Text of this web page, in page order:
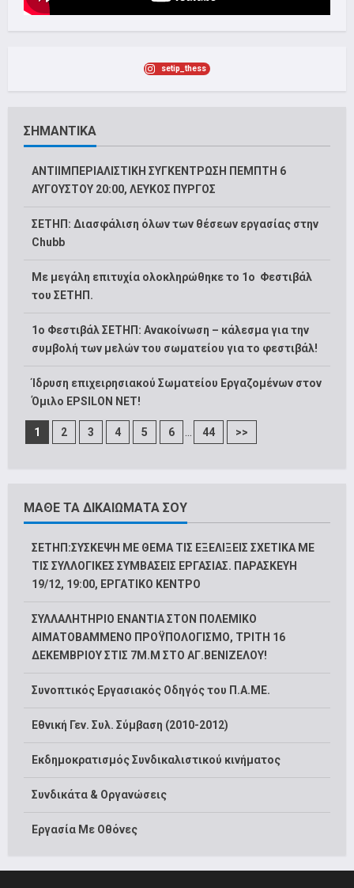
setip_thess
ΣΗΜΑΝΤΙΚΑ
ΑΝΤΙΙΜΠΕΡΙΑΛΙΣΤΙΚΗ ΣΥΓΚΕΝΤΡΩΣΗ ΠΕΜΠΤΗ 6
ΑΥΓΟΥΣΤΟΥ 20:00, ΛΕΥΚΟΣ ΠΥΡΓΟΣ
ΣΕΤΗΠ: Διασφάλιση όλων των θέσεων εργασίας στην
Chubb
Με μεγάλη επιτυχία ολοκληρώθηκε το 1ο Φεστιβάλ
του ΣΕΤΗΠ.
1o Φεστιβάλ ΣΕΤΗΠ: Ανακοίνωση – κάλεσμα για την
συμβολή των μελών του σωματείου για το φεστιβάλ!
Ίδρυση επιχειρησιακού Σωματείου Εργαζομένων στον
Όμιλο EPSILON NET!
1 2 3 4 5 6 ... 44 >>
ΜΑΘΕ ΤΑ ΔΙΚΑΙΩΜΑΤΑ ΣΟΥ
ΣΕΤΗΠ:ΣΥΣΚΕΨΗ ΜΕ ΘΕΜΑ ΤΙΣ ΕΞΕΛΙΞΕΙΣ ΣΧΕΤΙΚΑ ΜΕ
ΤΙΣ ΣΥΛΛΟΓΙΚΕΣ ΣΥΜΒΑΣΕΙΣ ΕΡΓΑΣΙΑΣ. ΠΑΡΑΣΚΕΥΗ
19/12, 19:00, ΕΡΓΑΤΙΚΟ ΚΕΝΤΡΟ
ΣΥΛΛΑΛΗΤΗΡΙΟ ΕΝΑΝΤΙΑ ΣΤΟΝ ΠΟΛΕΜΙΚΟ
ΑΙΜΑΤΟΒΑΜΜΕΝΟ ΠΡΟΫΠΟΛΟΓΙΣΜΟ, ΤΡΙΤΗ 16
ΔΕΚΕΜΒΡΙΟΥ ΣΤΙΣ 7Μ.Μ ΣΤΟ ΑΓ.ΒΕΝΙΖΕΛΟΥ!
Συνοπτικός Εργασιακός Οδηγός του Π.Α.ΜΕ.
Εθνική Γεν. Συλ. Σύμβαση (2010-2012)
Εκδημοκρατισμός Συνδικαλιστικού κινήματος
Συνδικάτα & Οργανώσεις
Εργασία Με Οθόνες